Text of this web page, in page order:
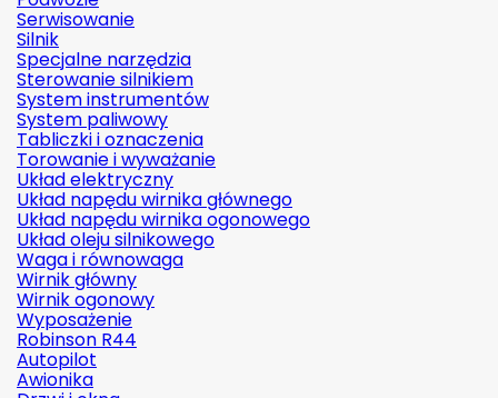
Serwisowanie
Silnik
Specjalne narzędzia
Sterowanie silnikiem
System instrumentów
System paliwowy
Tabliczki i oznaczenia
Torowanie i wyważanie
Układ elektryczny
Układ napędu wirnika głównego
Układ napędu wirnika ogonowego
Układ oleju silnikowego
Waga i równowaga
Wirnik główny
Wirnik ogonowy
Wyposażenie
Robinson R44
Autopilot
Awionika